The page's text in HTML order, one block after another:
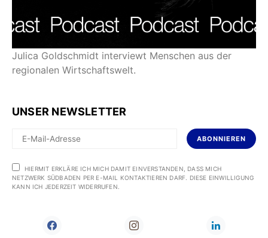
Julica Goldschmidt interviewt Menschen aus der
regionalen Wirtschaftswelt.
UNSER NEWSLETTER
ABONNIEREN
HIERMIT ERKLÄRE ICH MICH DAMIT EINVERSTANDEN, DASS MICH
NETZWERK SÜDBADEN PER E-MAIL KONTAKTIEREN DARF. DIESE EINWILLIGUNG
KANN ICH JEDERZEIT WIDERRUFEN.